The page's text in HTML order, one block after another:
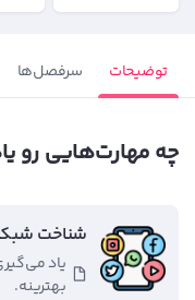
توضیحات سرفصل‌ها
چه مهارت‌هایی رو
شناخت
یاد
بهترینه.